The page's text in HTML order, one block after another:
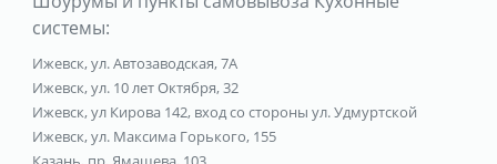
системы:
Ижевск, ул. Автозаводская, 7А
Ижевск, ул. 10 лет Октября, 32
Ижевск, ул Кирова 142, вход со стороны ул. Удмуртской
Ижевск, ул. Максима Горького, 155